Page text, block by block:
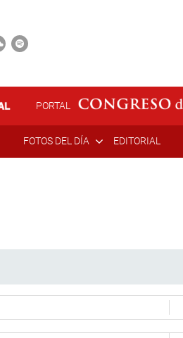
PORTAL
FOTOS DEL DÍA EDITORIAL